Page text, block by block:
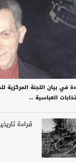
في بيان اللجنة
العباسية ...
قراءة